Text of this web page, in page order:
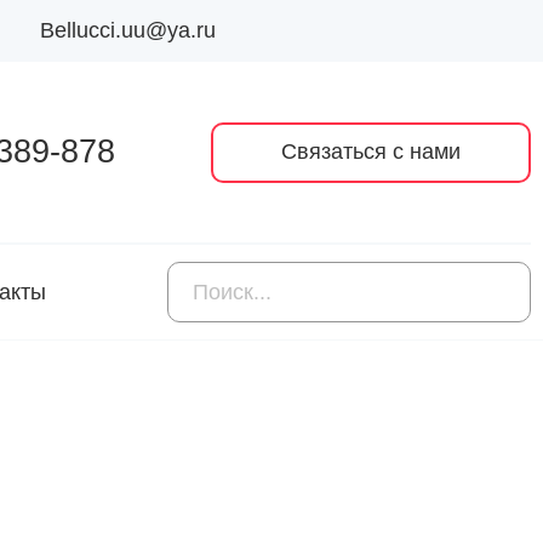
Bellucci.uu@ya.ru
878 Связаться с нами